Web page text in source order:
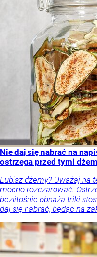
Nie daj się nabrać na
ostrzega przed tymi
Lubisz dżemy? Uważaj na
mocno rozczarować.
bezlitośnie obnaża triki
daj się nabrać, będąc na